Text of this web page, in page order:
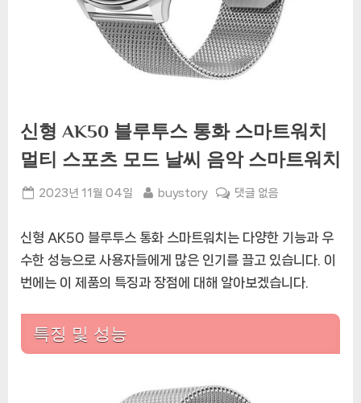
신형 AK50 블루투스 통화 스마트워치
멀티 스포츠 모드 날씨 음악 스마트워치
Posted
2023년 11월 04일 By
buystory
신
AK50
블
루
투
트
댓글 없음
신형 AK50 블루투스 통화 스마트워치는 다양한 기능과 우
수한 성능으로 사용자들에게 많은 인기를 끌고 있습니다. 이
번에는 이 제품의 특징과 장점에 대해 알아보겠습니다.
특징 및 성능